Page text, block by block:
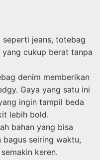
seperti jeans, totebag
cukup berat tanpa
denim memberikan
Gaya yang satu ini
ingin tampil beda
lebih bold.
bahan yang bisa
bagus seiring waktu,
keren.